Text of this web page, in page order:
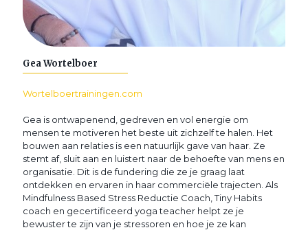
Gea Wortelboer
Wortelboertrainingen.com
Gea is ontwapenend, gedreven en vol energie om
mensen te motiveren het beste uit zichzelf te halen. Het
bouwen aan relaties is een natuurlijk gave van haar. Ze
stemt af, sluit aan en luistert naar de behoefte van mens en
organisatie. Dit is de fundering die ze je graag laat
ontdekken en ervaren in haar commerciële trajecten. Als
Mindfulness Based Stress Reductie Coach, Tiny Habits
coach en gecertificeerd yoga teacher helpt ze je
bewuster te zijn van je stressoren en hoe je ze kan